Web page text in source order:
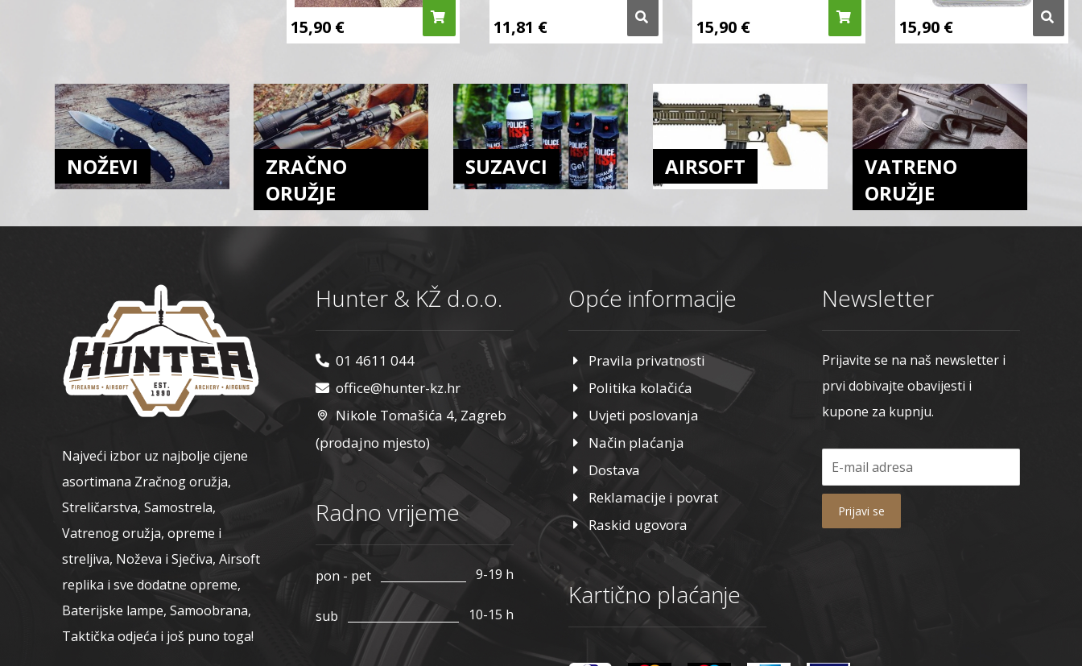
15,90 € 11,81 € 15,90 € 15,90 €
NOŽEVI
ZRAČNO
ORUŽJE
SUZAVCI AIRSOFT
VATRENO
ORUŽJE
Najveći izbor uz najbolje cijene
asortimana Zračnog oružja,
Streličarstva, Samostrela,
Vatrenog oružja, opreme i
streljiva, Noževa i Sječiva, Airsoft
replika i sve dodatne opreme,
Baterijske lampe, Samoobrana,
Taktička odjeća i još puno toga!
Hunter & KŽ d.o.o.
01 4611 044
office@hunter-kz.hr
Nikole Tomašića 4, Zagreb
(prodajno mjesto)
Radno vrijeme
pon - pet 9-19 h
sub 10-15 h
Opće informacije
Pravila privatnosti
Politika kolačića
Uvjeti poslovanja
Način plaćanja
Dostava
Reklamacije i povrat
Raskid ugovora
Kartično plaćanje
Newsletter
Prijavite se na naš newsletter i
prvi dobivajte obavijesti i
kupone za kupnju.
Prijavi se